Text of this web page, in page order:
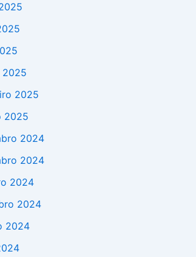
2025
2025
2025
2024
2024
2024
2024
2024